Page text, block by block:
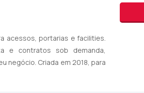
acessos, portarias e facilities.
e contratos sob demanda,
negócio. Criada em 2018, para